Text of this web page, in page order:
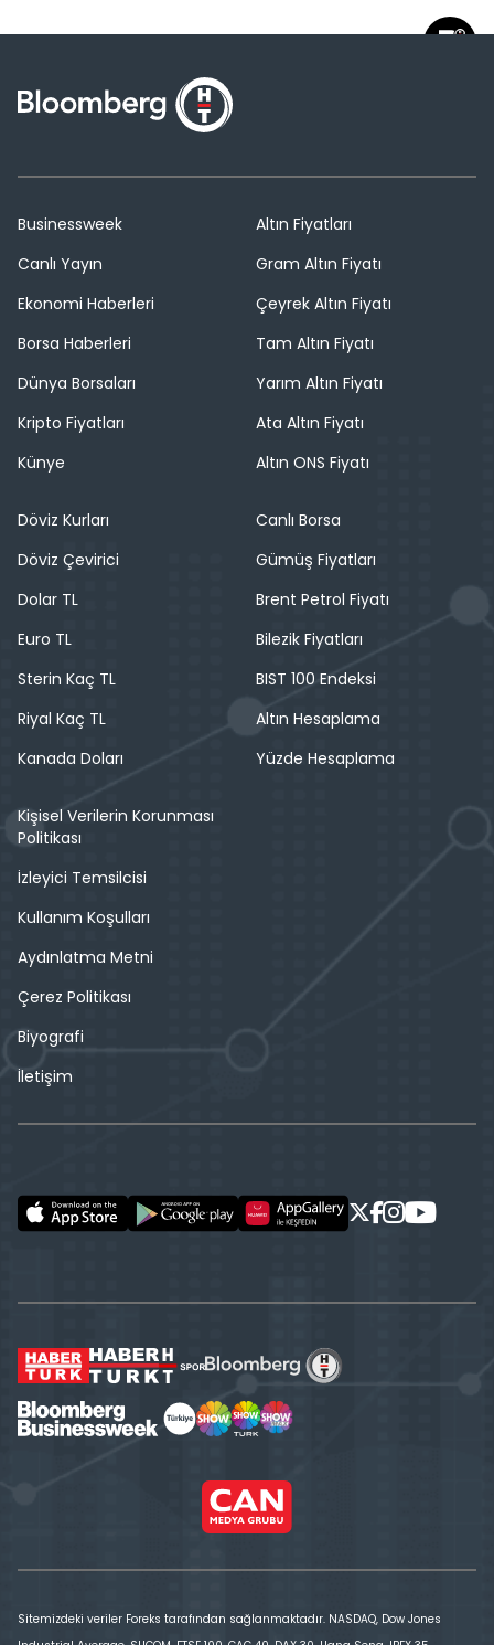
Businessweek
Canlı Yayın
Ekonomi Haberleri
Borsa Haberleri
Dünya Borsaları
Kripto Fiyatları
Künye
Altın Fiyatları
Gram Altın Fiyatı
Çeyrek Altın Fiyatı
Tam Altın Fiyatı
Yarım Altın Fiyatı
Ata Altın Fiyatı
Altın ONS Fiyatı
Döviz Kurları
Döviz Çevirici
Dolar TL
Euro TL
Sterin Kaç TL
Riyal Kaç TL
Kanada Doları
Canlı Borsa
Gümüş Fiyatları
Brent Petrol Fiyatı
Bilezik Fiyatları
BIST 100 Endeksi
Altın Hesaplama
Yüzde Hesaplama
Kişisel Verilerin Korunması
Politikası
İzleyici Temsilcisi
Kullanım Koşulları
Aydınlatma Metni
Çerez Politikası
Biyografi
İletişim
Sitemizdeki veriler Foreks tarafından sağlanmaktadır. NASDAQ, Dow Jones